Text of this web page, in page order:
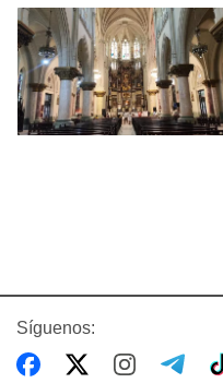
Síguenos: